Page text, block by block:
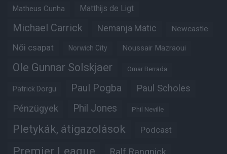
Matheus Cunha Matthijs de Ligt
Michael Carrick Nemanja Matic Newcastle
Női csapat Norwich City Noussair Mazraoui
Ole Gunnar Solskjaer Omar Berrada
Patrick Dorgu Paul Pogba Paul Scholes
Pénzügyek Phil Jones Phil Neville
Pletykák, átigazolások Podcast
Premier League Ralf Rangnick